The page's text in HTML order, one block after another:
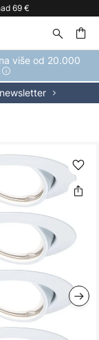
69 €
više od 20.000